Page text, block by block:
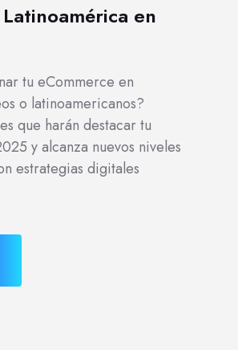
en
tu eCommerce en
o latinoamericanos?
que harán destacar tu
y alcanza nuevos niveles
estrategias digitales